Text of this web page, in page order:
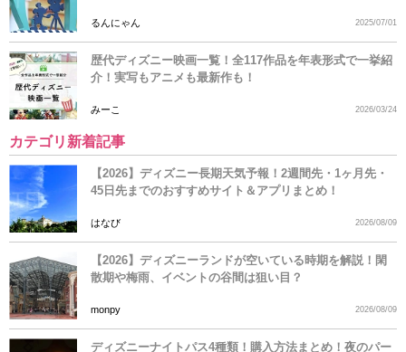
るんにゃん 2025/07/01
歴代ディズニー映画一覧！全117作品を年表形式で一挙紹
介！実写もアニメも最新作も！
みーこ 2026/03/24
カテゴリ新着記事
【2026】ディズニー長期天気予報！2週間先・1ヶ月先・
45日先までのおすすめサイト＆アプリまとめ！
はなび 2026/08/09
【2026】ディズニーランドが空いている時期を解説！閑
散期や梅雨、イベントの谷間は狙い目？
monpy 2026/08/09
ディズニーナイトパス4種類！購入方法まとめ！夜のパー